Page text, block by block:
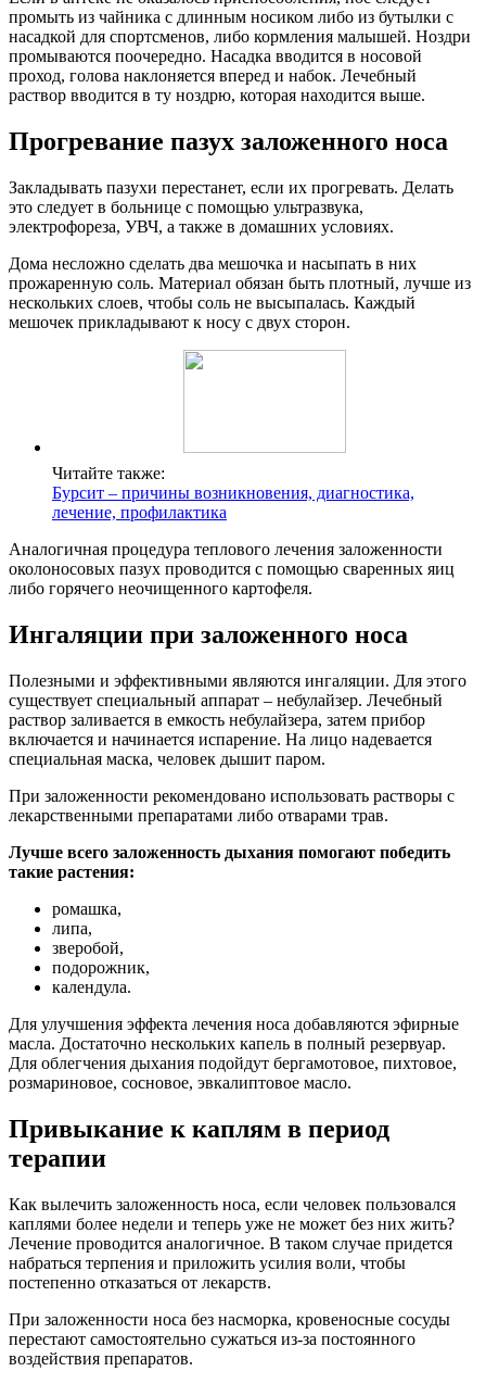
промыть из чайника с длинным носиком либо из бутылки с
насадкой для спортсменов, либо кормления малышей. Ноздри
промываются поочередно. Насадка вводится в носовой
проход, голова наклоняется вперед и набок. Лечебный
раствор вводится в ту ноздрю, которая находится выше.
Прогревание пазух заложенного носа
Закладывать пазухи перестанет, если их прогревать. Делать
это следует в больнице с помощью ультразвука,
электрофореза, УВЧ, а также в домашних условиях.
Дома несложно сделать два мешочка и насыпать в них
прожаренную соль. Материал обязан быть плотный, лучше из
нескольких слоев, чтобы соль не высыпалась. Каждый
мешочек прикладывают к носу с двух сторон.
Читайте также:
Бурсит – причины возникновения, диагностика,
лечение, профилактика
Аналогичная процедура теплового лечения заложенности
околоносовых пазух проводится с помощью сваренных яиц
либо горячего неочищенного картофеля.
Ингаляции при заложенного носа
Полезными и эффективными являются ингаляции. Для этого
существует специальный аппарат – небулайзер. Лечебный
раствор заливается в емкость небулайзера, затем прибор
включается и начинается испарение. На лицо надевается
специальная маска, человек дышит паром.
При заложенности рекомендовано использовать растворы с
лекарственными препаратами либо отварами трав.
Лучше всего заложенность дыхания помогают победить
такие растения:
ромашка,
липа,
зверобой,
подорожник,
календула.
Для улучшения эффекта лечения носа добавляются эфирные
масла. Достаточно нескольких капель в полный резервуар.
Для облегчения дыхания подойдут бергамотовое, пихтовое,
розмариновое, сосновое, эвкалиптовое масло.
Привыкание к каплям в период
терапии
Как вылечить заложенность носа, если человек пользовался
каплями более недели и теперь уже не может без них жить?
Лечение проводится аналогичное. В таком случае придется
набраться терпения и приложить усилия воли, чтобы
постепенно отказаться от лекарств.
При заложенности носа без насморка, кровеносные сосуды
перестают самостоятельно сужаться из-за постоянного
воздействия препаратов.